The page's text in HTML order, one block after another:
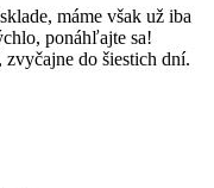
máme však už iba
ponáhľajte sa!
do šiestich dní.